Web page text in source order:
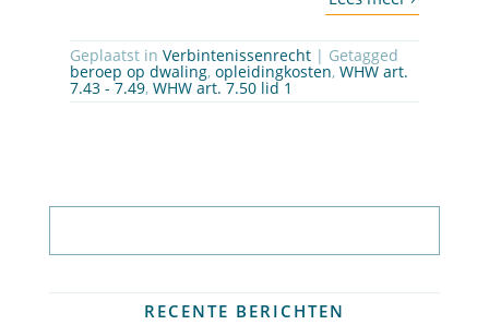
Geplaatst in Verbintenissenrecht | Getagged
beroep op dwaling, opleidingkosten, WHW art.
7.43 - 7.49, WHW art. 7.50 lid 1
RECENTE BERICHTEN